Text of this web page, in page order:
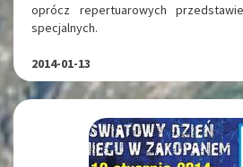
oprócz repertuarowych
specjalnych.
2014-01-13